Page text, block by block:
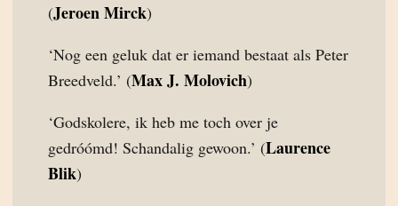
(Jeroen Mirck)
‘Nog een geluk dat er iemand bestaat als Peter
Breedveld.’ (Max J. Molovich)
‘Godskolere, ik heb me toch over je
gedróómd! Schandalig gewoon.’ (Laurence
Blik)